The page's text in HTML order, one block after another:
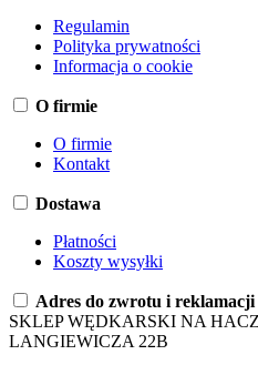
Regulamin
Polityka prywatności
Informacja o cookie
O firmie
O firmie
Kontakt
Dostawa
Płatności
Koszty wysyłki
Adres do zwrotu i reklamacji
SKLEP WĘDKARSKI NA
LANGIEWICZA 22B